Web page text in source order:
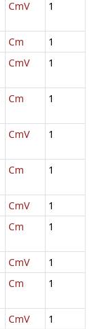
CmV 1
Cm
1
CmV 1
Cm 1
CmV 1
Cm 1
CmV
1
Cm 1
CmV
1
Cm 1
CmV
1